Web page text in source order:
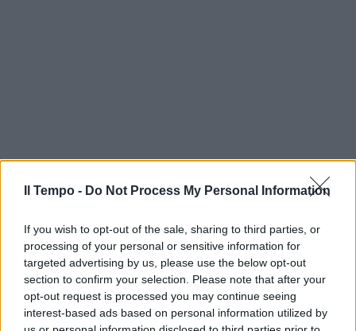
Il Tempo - Do Not Process My Personal Information
If you wish to opt-out of the sale, sharing to third parties, or
processing of your personal or sensitive information for
targeted advertising by us, please use the below opt-out
section to confirm your selection. Please note that after your
opt-out request is processed you may continue seeing
interest-based ads based on personal information utilized by